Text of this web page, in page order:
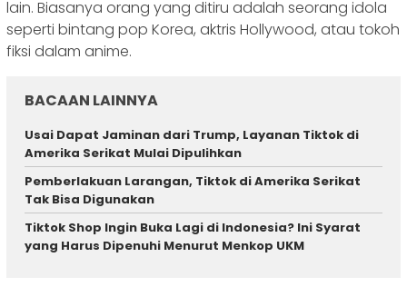
lain. Biasanya orang yang ditiru adalah seorang idola
seperti bintang pop Korea, aktris Hollywood, atau tokoh
fiksi dalam anime.
BACAAN LAINNYA
Usai Dapat Jaminan dari Trump, Layanan Tiktok di
Amerika Serikat Mulai Dipulihkan
Pemberlakuan Larangan, Tiktok di Amerika Serikat
Tak Bisa Digunakan
Tiktok Shop Ingin Buka Lagi di Indonesia? Ini Syarat
yang Harus Dipenuhi Menurut Menkop UKM